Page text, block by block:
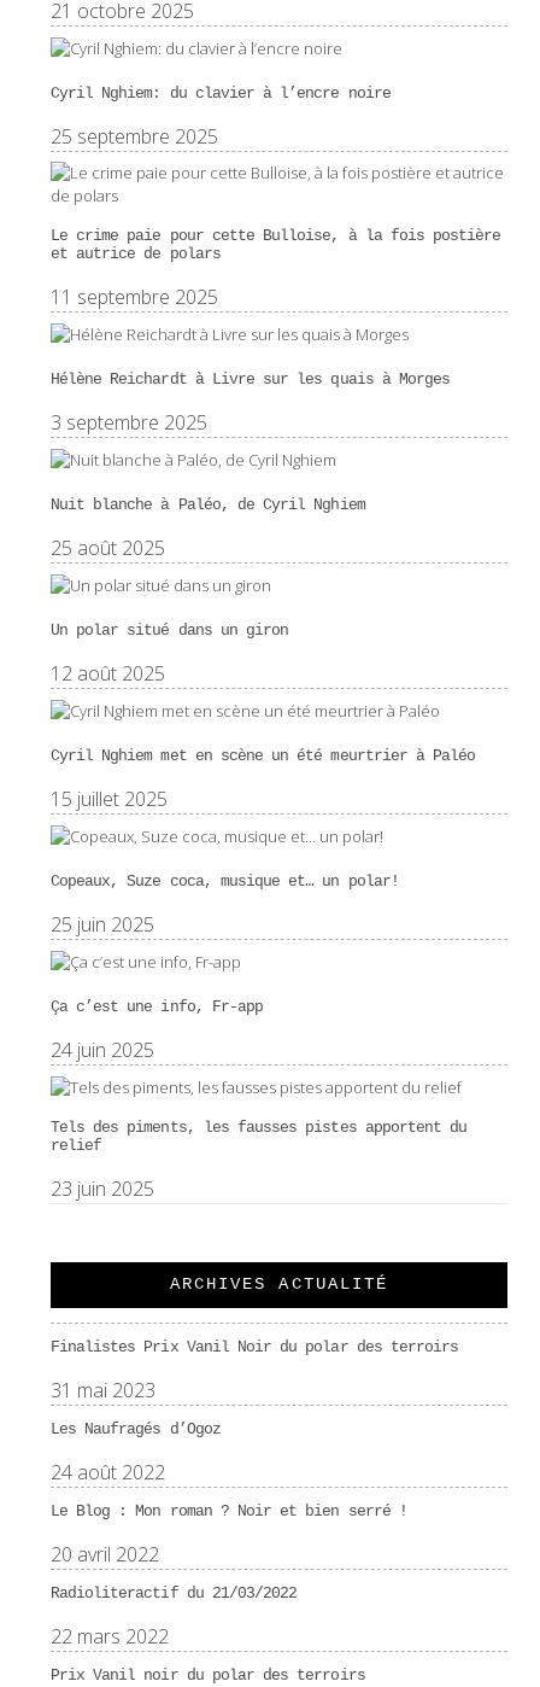
21 octobre 2025
Cyril Nghiem: du clavier à l’encre noire
25 septembre 2025
Le crime paie pour cette Bulloise, à la fois postière
et autrice de polars
11 septembre 2025
Hélène Reichardt à Livre sur les quais à Morges
3 septembre 2025
Nuit blanche à Paléo, de Cyril Nghiem
25 août 2025
Un polar situé dans un giron
12 août 2025
Cyril Nghiem met en scène un été meurtrier à Paléo
15 juillet 2025
Copeaux, Suze coca, musique et… un polar!
25 juin 2025
Ça c’est une info, Fr-app
24 juin 2025
Tels des piments, les fausses pistes apportent du
relief
23 juin 2025
ARCHIVES ACTUALITÉ
Finalistes Prix Vanil Noir du polar des terroirs
31 mai 2023
Les Naufragés d’Ogoz
24 août 2022
Le Blog : Mon roman ? Noir et bien serré !
20 avril 2022
Radioliteractif du 21/03/2022
22 mars 2022
Prix Vanil noir du polar des terroirs